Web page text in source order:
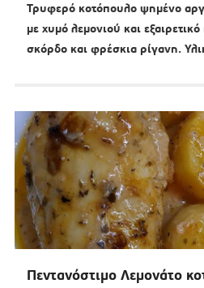
Τρυφερό κοτόπουλο ψημένο
με χυμό λεμονιού και
σκόρδο και φρέσκια ρίγανη.
Πεντανόστιμο Λεμονάτο